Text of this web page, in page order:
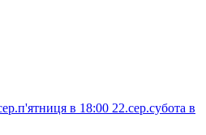
в 18:00 22.сер.субота в